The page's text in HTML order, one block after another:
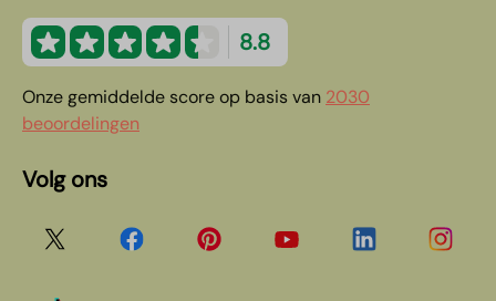
8.8
Onze gemiddelde score op basis van 2030
beoordelingen
Volg ons